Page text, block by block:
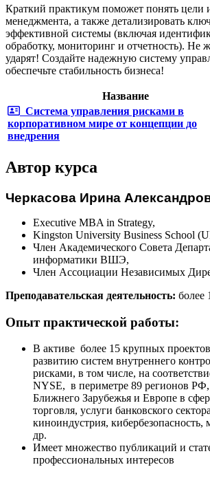
Краткий практикум поможет понять цели
менеджмента, а также детализировать
эффективной системы (включая
обработку, мониторинг и отчетность). Не
ударят! Создайте надежную систему
обеспечьте стабильность бизнеса!
Название
Система управления рисками в
корпоративном мире от концепции до
внедрения
Автор курса
Черкасова Ирина
Executive MBA in Strategy,
Kingston University Business School
Член Академического Совета
информатики ВШЭ,
Член Ассоциации Независимых
Преподавательская деятельность: более
Опыт практической работы:
В активе более 15 крупных
развитию систем внутреннего
рисками, в том числе, на
NYSE, в периметре 89 регионов РФ,
Ближнего Зарубежья и Европе в
торговля, услуги банковского
киноиндустрия, кибербезопасность,
др.
Имеет множество публикаций и
профессиональных интересов